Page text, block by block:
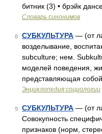
битник (3) • брэйк
Словарь синонимов
8 СУБКУЛЬТУРА — (от
возделывание,
subculture; нем.
моделей поведения,
представляющая
Энциклопедия социологии
9 СУБКУЛЬТУРА — (от
Совокупность
признаков (норм,